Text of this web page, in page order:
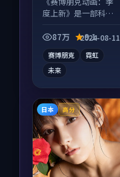
度上新》是一部科幻
成长为内核，情感戏
87万 9.1
2024-08-11
赛博朋克
霓虹
未来
日本 高分